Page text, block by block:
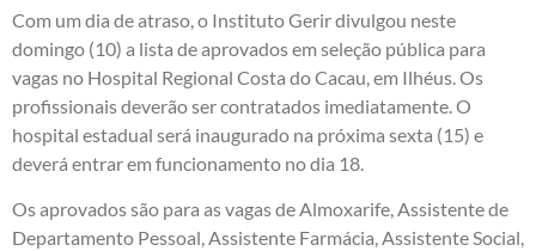
Com um dia de atraso, o Instituto Gerir divulgou neste
domingo (10) a lista de aprovados em seleção pública para
vagas no Hospital Regional Costa do Cacau, em Ilhéus. Os
profissionais deverão ser contratados imediatamente. O
hospital estadual será inaugurado na próxima sexta (15) e
deverá entrar em funcionamento no dia 18.
Os aprovados são para as vagas de Almoxarife, Assistente de
Departamento Pessoal, Assistente Farmácia, Assistente Social,